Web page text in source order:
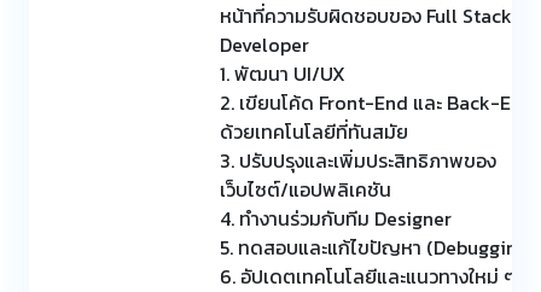
หน้าที่ความรับผิดชอบของ Full Stack
Developer
1. พัฒนา UI/UX
2. เขียนโค้ด Front-End และ Back-End
ด้วยเทคโนโลยีที่ทันสมัย
3. ปรับปรุงและเพิ่มประสิทธิภาพของ
เว็บไซต์/แอปพลิเคชัน
4. ทำงานร่วมกับทีม Designer
5. ทดสอบและแก้ไขปัญหา (Debugging)
6. อัปเดตเทคโนโลยีและแนวทางใหม่ ๆ